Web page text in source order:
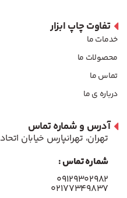
تفاوت چاپ ابزار
خدمات ما
محصولات ما
تماس ما
درباره ی ما
آدرس و شماره تماس
تهران، تهرانپارس خیابان اتحاد
شماره تماس :
۰۹۱۲۹۳۰۲۹۸۲
۰۲۱۷۷۳۴۹۸۳۷